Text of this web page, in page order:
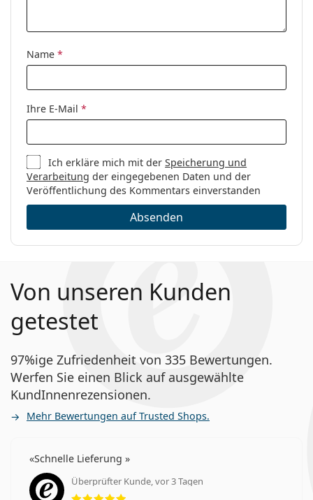
benötigen.
Es ist ein Medizinprodukt. Lesen Sie vor dem Gebrauch
die Anleitung.
Code:
TJ 0051 KB7 20 50
Name *
Ihre E-Mail *
Ich erkläre mich mit derSpeicherung und
Verarbeitung der eingegebenen Daten und der
Veröffentlichung des Kommentars einverstanden
Absenden
Von unseren Kunden
getestet
97%ige Zufriedenheit von 335 Bewertungen.
Werfen Sie einen Blick auf ausgewählte
KundInnenrezensionen.
Mehr Bewertungen auf Trusted Shops.
Schnelle Lieferung
Überprüfter Kunde, vor 3 Tagen
Bewertung 5 aus 5